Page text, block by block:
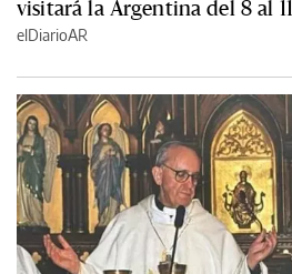
visitará la Argentina del 8 al
elDiarioAR